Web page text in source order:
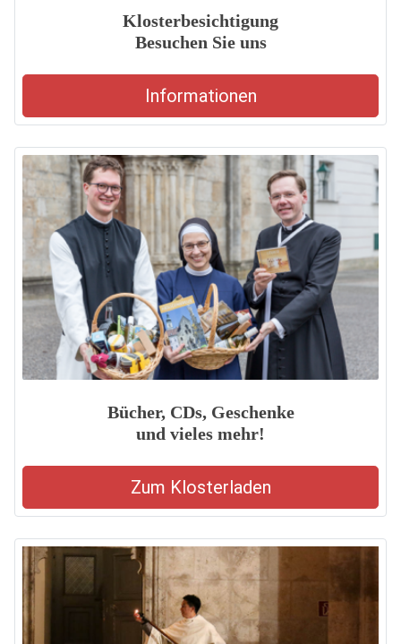
Klosterbesichtigung
Besuchen Sie uns
Informationen
Bücher, CDs, Geschenke
und vieles mehr!
Zum Klosterladen